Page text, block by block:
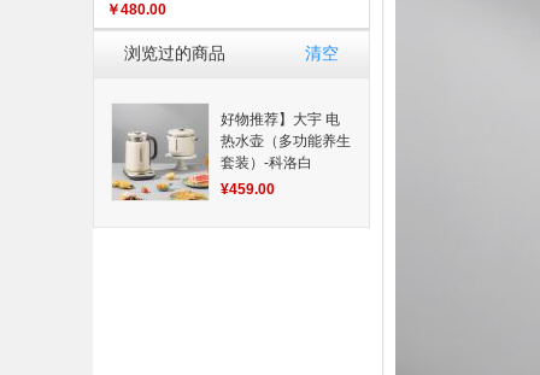
￥480.00
浏览过的商品 清空
好物推荐】大宇 电
热水壶（多功能养生
套装）-科洛白
DYYS-12Y18 水壶
厨具 换新季 健康生
¥459.00